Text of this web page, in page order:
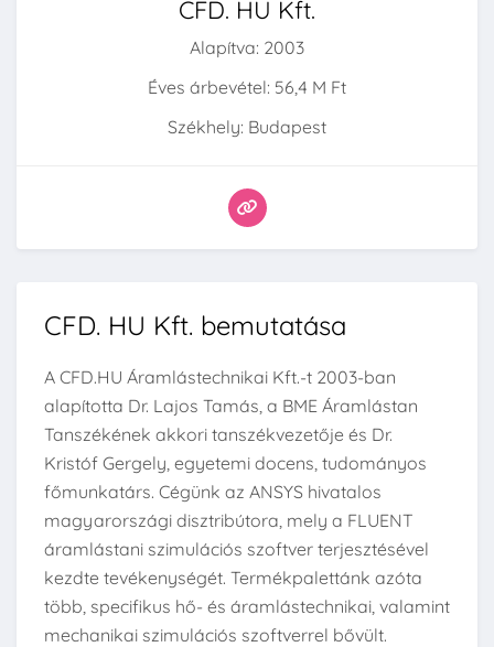
CFD. HU Kft.
Alapítva: 2003
Éves árbevétel: 56,4 M Ft
Székhely: Budapest
CFD. HU Kft. bemutatása
A CFD.HU Áramlástechnikai Kft.-t 2003-ban
alapította Dr. Lajos Tamás, a BME Áramlástan
Tanszékének akkori tanszékvezetője és Dr.
Kristóf Gergely, egyetemi docens, tudományos
főmunkatárs. Cégünk az ANSYS hivatalos
magyarországi disztribútora, mely a FLUENT
áramlástani szimulációs szoftver terjesztésével
kezdte tevékenységét. Termékpalettánk azóta
több, specifikus hő- és áramlástechnikai, valamint
mechanikai szimulációs szoftverrel bővült.